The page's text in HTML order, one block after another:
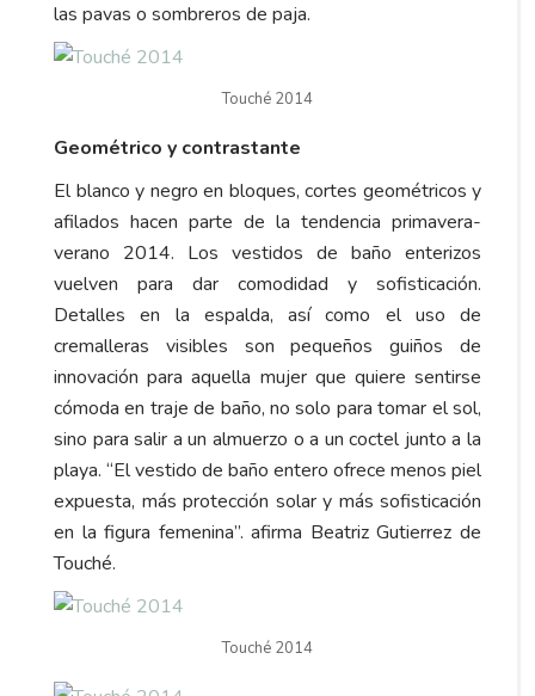
las pavas o sombreros de paja.
Touché 2014
Geométrico y contrastante
El blanco y negro en bloques, cortes geométricos y
afilados hacen parte de la tendencia primavera-
verano 2014. Los vestidos de baño enterizos
vuelven para dar comodidad y sofisticación.
Detalles en la espalda, así como el uso de
cremalleras visibles son pequeños guiños de
innovación para aquella mujer que quiere sentirse
cómoda en traje de baño, no solo para tomar el sol,
sino para salir a un almuerzo o a un coctel junto a la
playa. “El vestido de baño entero ofrece menos piel
expuesta, más protección solar y más sofisticación
en la figura femenina”. afirma Beatriz Gutierrez de
Touché.
Touché 2014